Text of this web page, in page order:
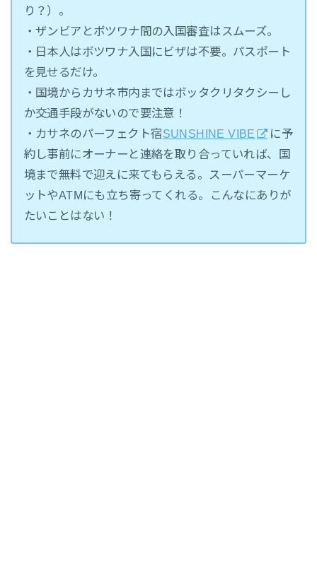
り？）。
・ザンビアとボツワナ間の入国審査はスムーズ。
・日本人はボツワナ入国にビザは不要。パスポート
を見せるだけ。
・国境からカサネ市内まではボッタクリタクシーし
か交通手段がないので要注意！
・カサネのパーフェクト宿SUNSHINE VIBE
に予
約し事前にオーナーと連絡を取り合っていれば、国
境まで無料で迎えに来てもらえる。スーパーマーケ
ットやATMにも立ち寄ってくれる。こんなにありが
たいことはない！